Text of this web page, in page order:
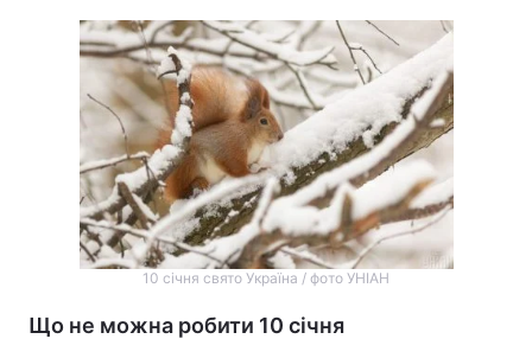
10 січня свято Україна / фото УНІАН
Що не можна робити 10 січня